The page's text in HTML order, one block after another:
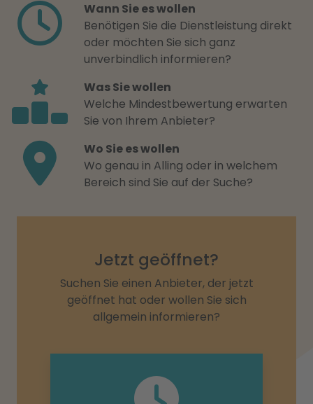
Wann Sie es wollen
Benötigen Sie die Dienstleistung direkt
oder möchten Sie sich ganz
unverbindlich informieren?
Was Sie wollen
Welche Mindestbewertung erwarten
Sie von Ihrem Anbieter?
Wo Sie es wollen
Wo genau in Alling oder in welchem
Bereich sind Sie auf der Suche?
Jetzt geöffnet?
Suchen Sie einen Anbieter, der jetzt
geöffnet hat oder wollen Sie sich
allgemein informieren?